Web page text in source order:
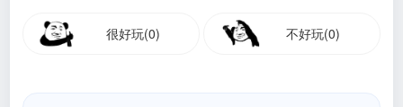
很好玩(0) 不好玩(0)